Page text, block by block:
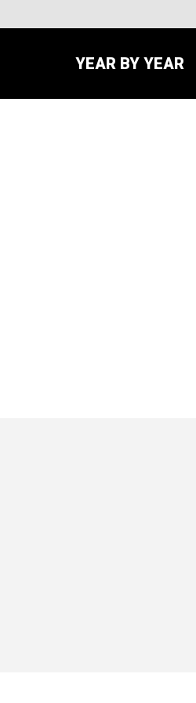
YEAR BY YEAR